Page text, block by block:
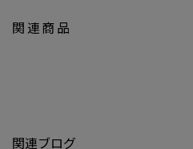
タイルを提案します。
関連商品
関連ブログ